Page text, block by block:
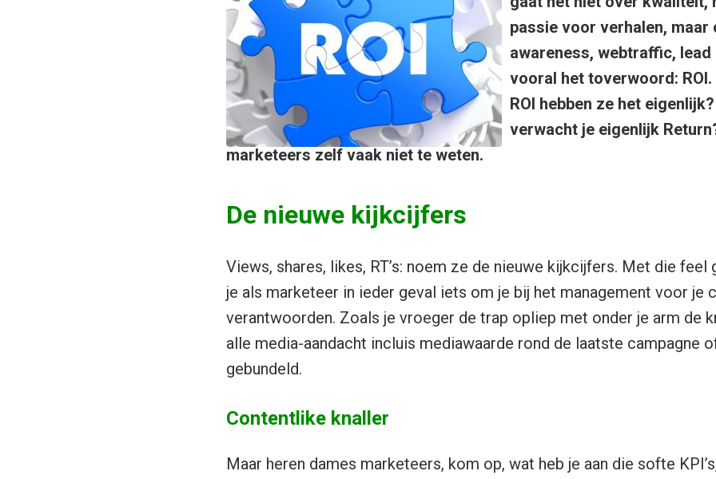
passie voor verhalen, maar
awareness, webtraffic, lead
vooral het toverwoord:
ROI hebben ze het
verwacht je eigenlijk
marketeers zelf vaak niet te weten.
De nieuwe kijkcijfers
Views, shares, likes, RT’s: noem ze de nieuwe kijkcijfers. Met die
je als marketeer in ieder geval iets om je bij het management voor je
verantwoorden. Zoals je vroeger de trap opliep met onder je arm de
alle media-aandacht incluis mediawaarde rond de laatste campagne
gebundeld.
Contentlike knaller
Maar heren dames marketeers, kom op, wat heb je aan die softe